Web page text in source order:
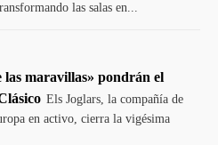
las salas en...
maravillas» pondrán el
Els Joglars, la compañía de
en activo, cierra la vigésima